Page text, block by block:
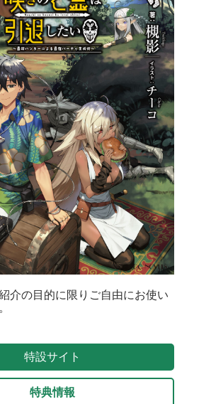
介の目的に限りご自由にお使い
特設サイト
特典情報